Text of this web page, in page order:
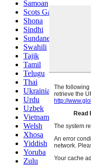
Samoan
Scots Gaelic
Shona
Sindhi
Sundanese
Swahili
Tajik
Tamil
Telugu
Thai
Ukrainian
Urdu
Uzbek
Vietnamese
Welsh
Xhosa
Yiddish
Yoruba
Zulu